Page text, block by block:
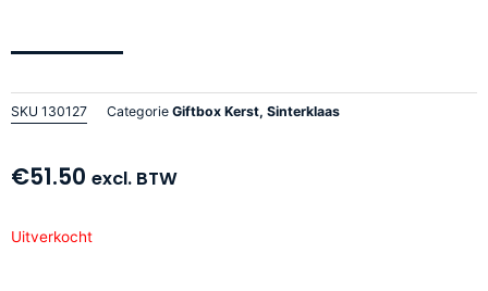
SKU 130127 Categorie Giftbox Kerst, Sinterklaas
€51.50 excl. BTW
Uitverkocht